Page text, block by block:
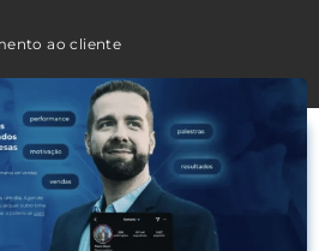
ao cliente